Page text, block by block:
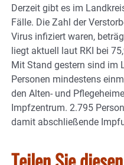
Derzeit gibt es im
Fälle. Die Zahl der
Virus infiziert waren,
liegt aktuell laut RKI bei
Mit Stand gestern sind im
Personen mindestens
den Alten- und
Impfzentrum. 2.795
damit abschließende